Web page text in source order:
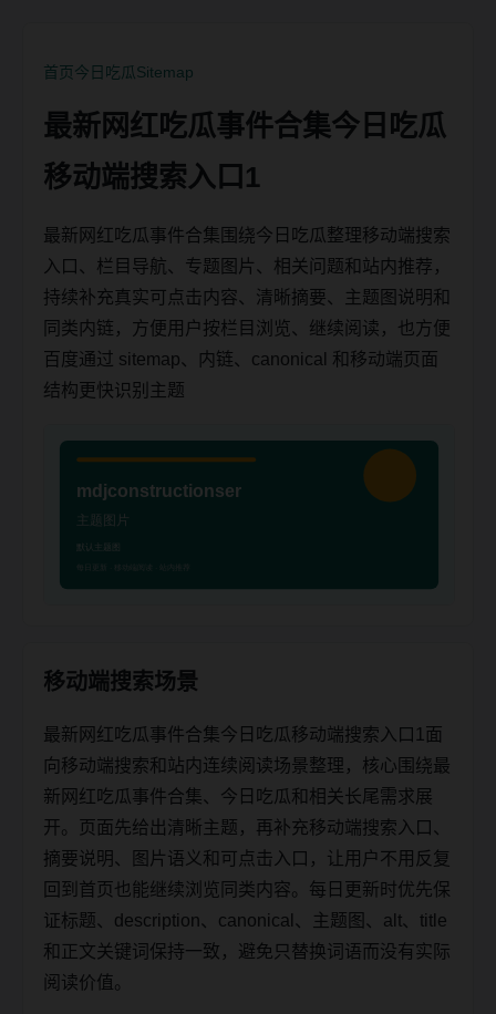
首页今日吃瓜Sitemap
最新网红吃瓜事件合集今日吃瓜
移动端搜索入口1
最新网红吃瓜事件合集围绕今日吃瓜整理移动端搜索
入口、栏目导航、专题图片、相关问题和站内推荐，
持续补充真实可点击内容、清晰摘要、主题图说明和
同类内链，方便用户按栏目浏览、继续阅读，也方便
百度通过 sitemap、内链、canonical 和移动端页面
结构更快识别主题
移动端搜索场景
最新网红吃瓜事件合集今日吃瓜移动端搜索入口1面
向移动端搜索和站内连续阅读场景整理，核心围绕最
新网红吃瓜事件合集、今日吃瓜和相关长尾需求展
开。页面先给出清晰主题，再补充移动端搜索入口、
摘要说明、图片语义和可点击入口，让用户不用反复
回到首页也能继续浏览同类内容。每日更新时优先保
证标题、description、canonical、主题图、alt、title
和正文关键词保持一致，避免只替换词语而没有实际
阅读价值。